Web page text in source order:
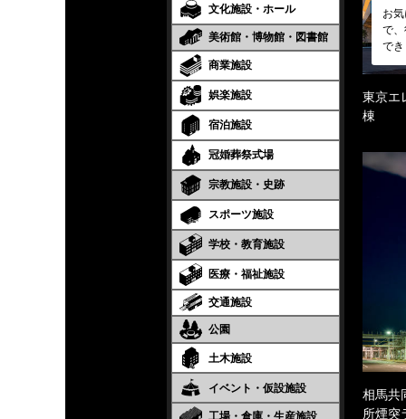
文化施設・ホール
美術館・博物館・図書館
商業施設
娯楽施設
宿泊施設
冠婚葬祭式場
宗教施設・史跡
スポーツ施設
学校・教育施設
医療・福祉施設
交通施設
公園
土木施設
イベント・仮設施設
工場・倉庫・生産施設
お
で
で
東京エ
棟
相馬共
所煙突